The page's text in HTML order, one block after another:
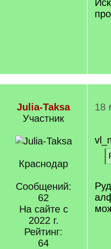
Julia-Taksa
Участник
Краснодар
Сообщений:
62
На сайте с
2022 г.
Рейтинг:
64
18
[
[
]